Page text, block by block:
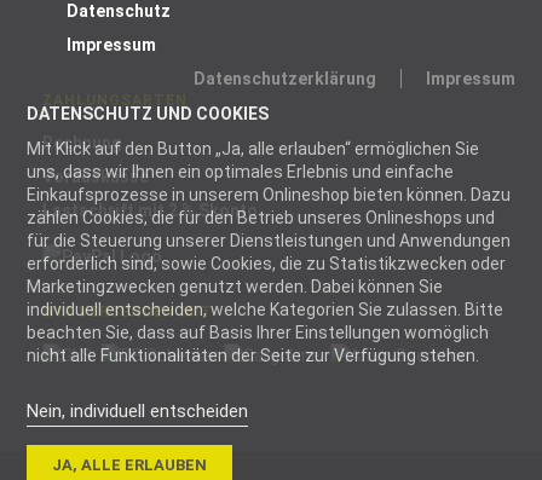
Datenschutzerklärung
Impressum
DATENSCHUTZ UND COOKIES
Mit Klick auf den Button „Ja, alle erlauben“ ermöglichen Sie
uns, dass wir Ihnen ein optimales Erlebnis und einfache
Einkaufsprozesse in unserem Onlineshop bieten können. Dazu
zählen Cookies, die für den Betrieb unseres Onlineshops und
für die Steuerung unserer Dienstleistungen und Anwendungen
erforderlich sind, sowie Cookies, die zu Statistikzwecken oder
Marketingzwecken genutzt werden. Dabei können Sie
individuell entscheiden, welche Kategorien Sie zulassen. Bitte
beachten Sie, dass auf Basis Ihrer Einstellungen womöglich
nicht alle Funktionalitäten der Seite zur Verfügung stehen.
Nein, individuell entscheiden
JA, ALLE ERLAUBEN
Datenschutz
Impressum
Rechnung
Vorauskasse
Lastschrift mit 2 % Skonto
WIR VERSENDEN MIT